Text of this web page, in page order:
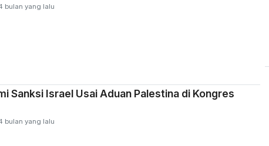
bulan yang lalu
Sanksi Israel Usai Aduan Palestina di Kongres
bulan yang lalu